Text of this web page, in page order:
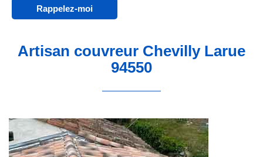
Artisan couvreur Chevilly Larue
94550